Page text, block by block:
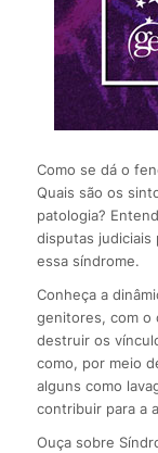
Como se dá o
Quais são os
patologia?
disputas judiciais
essa síndrome.
Conheça a
genitores, com o
destruir os
como, por meio
alguns como
contribuir para a
Ouça sobre